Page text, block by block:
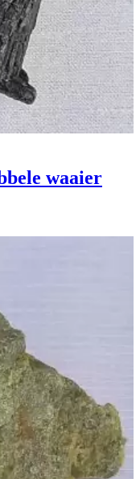
waaier